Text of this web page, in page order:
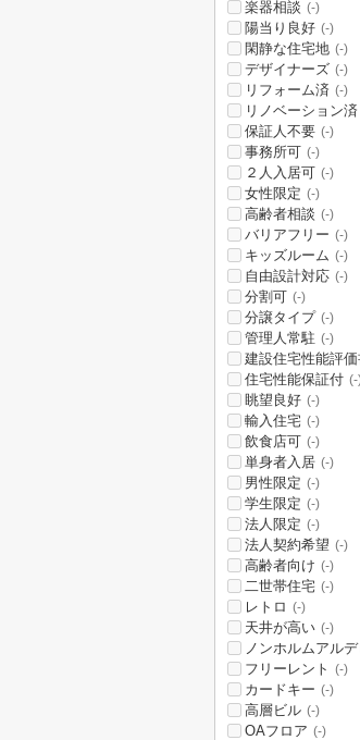
楽器相談 (-)
陽当り良好 (-)
閑静な住宅地 (-)
デザイナーズ (-)
リフォーム済 (-)
リノベーション済
保証人不要 (-)
事務所可 (-)
２人入居可 (-)
女性限定 (-)
高齢者相談 (-)
バリアフリー (-)
キッズルーム (-)
自由設計対応 (-)
分割可 (-)
分譲タイプ (-)
管理人常駐 (-)
建設住宅性能評
住宅性能保証付 (-
眺望良好 (-)
輸入住宅 (-)
飲食店可 (-)
単身者入居 (-)
男性限定 (-)
学生限定 (-)
法人限定 (-)
法人契約希望 (-)
高齢者向け (-)
二世帯住宅 (-)
レトロ (-)
天井が高い (-)
ノンホルムアル
フリーレント (-)
カードキー (-)
高層ビル (-)
OAフロア (-)